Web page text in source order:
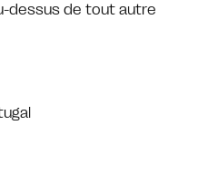
dessus de tout autre